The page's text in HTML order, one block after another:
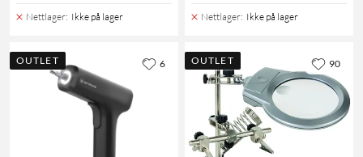
Nettlager: Ikke på lager Nettlager: Ikke på lager
OUTLET 6 OUTLET 90